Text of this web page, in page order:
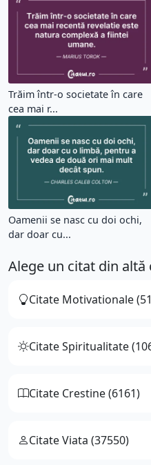
Trăim într-o societate în care
cea mai r...
Oamenii se nasc cu doi ochi,
dar doar cu...
Alege un citat din altă
Citate Motivationale
Citate Spiritualitate
Citate Crestine (6161)
Citate Viata (37550)